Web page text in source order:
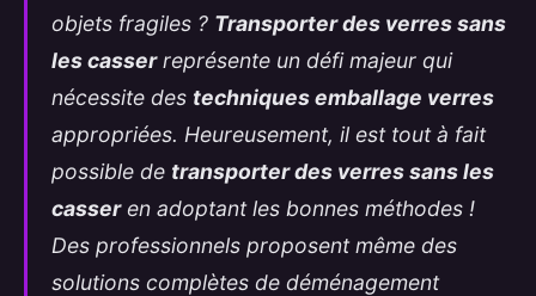
objets fragiles ? Transporter des verres sans
les casserreprésente un défi majeur qui
nécessite des techniques emballage verres
appropriées. Heureusement, il est tout à fait
possible de transporter des verres sans les
casseren adoptant les bonnes méthodes !
Des professionnels proposent même des
solutions complètes de déménagement